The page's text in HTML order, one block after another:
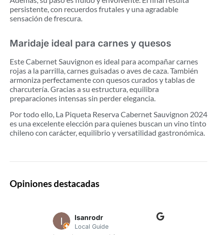
persistente, con recuerdos frutales y una agradable
sensación de frescura.
Maridaje ideal para carnes y quesos
Este Cabernet Sauvignon es ideal para acompañar carnes
rojas a la parrilla, carnes guisadas o aves de caza. También
armoniza perfectamente con quesos curados y tablas de
charcutería. Gracias a su estructura, equilibra
preparaciones intensas sin perder elegancia.
Por todo ello, La Piqueta Reserva Cabernet Sauvignon 2024
es una excelente elección para quienes buscan un vino tinto
chileno con carácter, equilibrio y versatilidad gastronómica.
Opiniones destacadas
lsanrodr
Local Guide